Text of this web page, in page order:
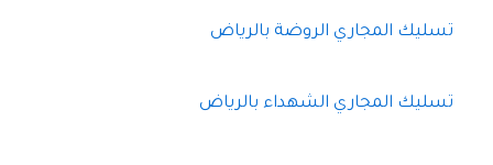
تسليك المجاري الروضة بالرياض
تسليك المجاري الشهداء بالرياض